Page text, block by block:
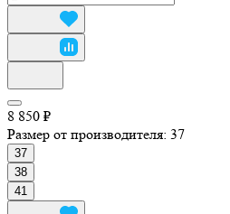
8 850 ₽
Размер от производителя: 37
37
38
41